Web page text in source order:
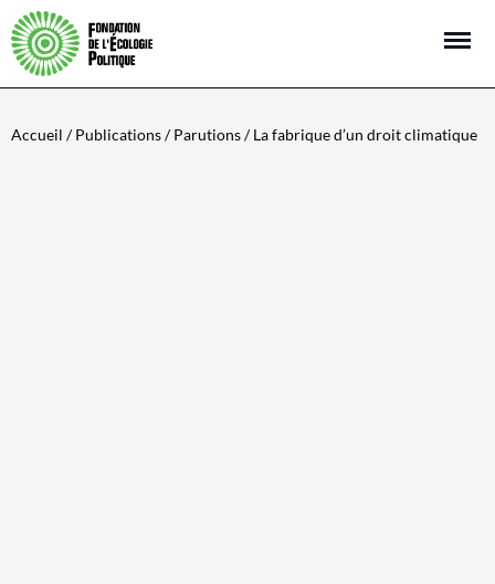
Open
Accueil /Publications/Parutions/ La fabrique d’un droit climatique